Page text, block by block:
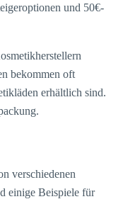
und 50€-
bekommen oft
erhältlich sind.
verschiedenen
einige Beispiele für